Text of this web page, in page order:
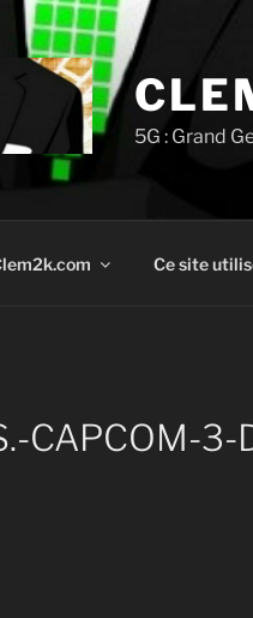
5G : Grand
Ce site
CAPCOM-